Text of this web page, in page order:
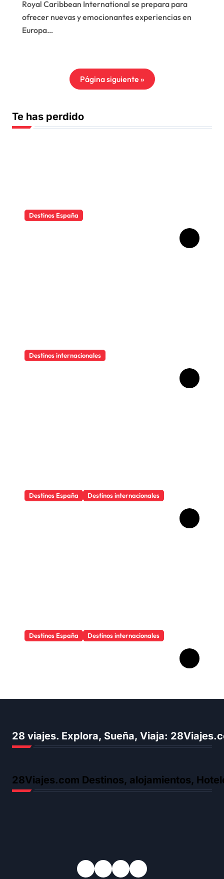
Royal Caribbean International se prepara para
ofrecer nuevas y emocionantes experiencias en
Europa…
Página siguiente »
Te has perdido
Destinos España
Destinos internacionales
Destinos España Destinos internacionales
Destinos España Destinos internacionales
28 viajes. Explora, Sueña, Viaja:
28Viajes.com Destinos, alojamientos,